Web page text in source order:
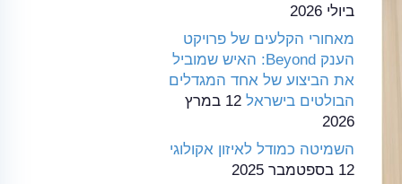
ביולי 2026
מאחורי הקלעים של פרויקט
הענק Beyond: האיש שמוביל
את הביצוע של אחד המגדלים
הבולטים בישראל
12 במרץ
2026
השמיטה כמודל לאיזון אקולוגי
12 בספטמבר 2025